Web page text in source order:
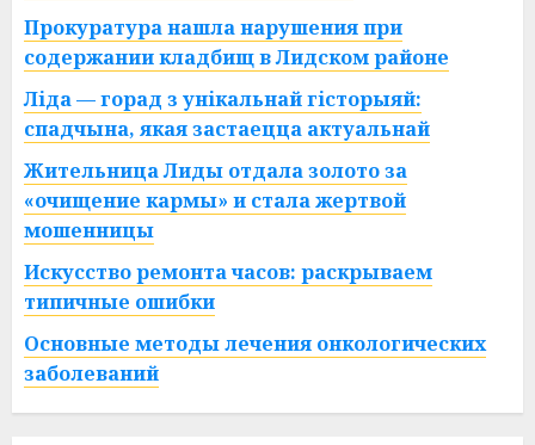
Прокуратура нашла нарушения при
содержании кладбищ в Лидском районе
Ліда — горад з унікальнай гісторыяй:
спадчына, якая застаецца актуальнай
Жительница Лиды отдала золото за
«очищение кармы» и стала жертвой
мошенницы
Искусство ремонта часов: раскрываем
типичные ошибки
Основные методы лечения онкологических
заболеваний